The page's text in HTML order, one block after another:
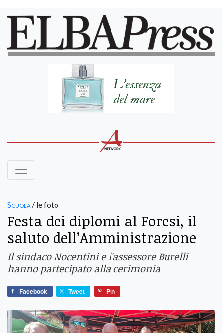
Scuola / le foto
Festa dei diplomi al Foresi, il
saluto dell’Amministrazione
Il sindaco Nocentini e l'assessore Burelli
hanno partecipato alla cerimonia
Facebook Tweet Pin